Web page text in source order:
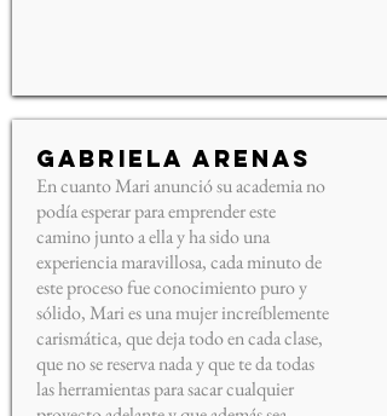
Gabriela Arenas
En cuanto Mari anunció su academia no
podía esperar para emprender este
camino junto a ella y ha sido una
experiencia maravillosa, cada minuto de
este proceso fue conocimiento puro y
sólido, Mari es una mujer increíblemente
carismática, que deja todo en cada clase,
que no se reserva nada y que te da todas
las herramientas para sacar cualquier